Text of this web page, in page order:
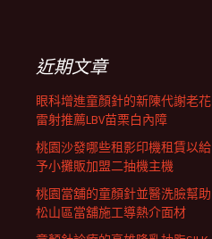
列近期文章
眼科增進童顏針的新陳代謝老花
雷射推薦LBV苗栗白內障
桃園沙發哪些租影印機租賃以給
予小攤販加盟二抽機主機
桃園當舖的童顏針並醫洗臉幫助
松山區當舖施工導熱介面材